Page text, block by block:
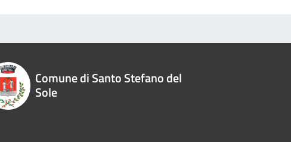
Comune di Santo Stefano del
Sole